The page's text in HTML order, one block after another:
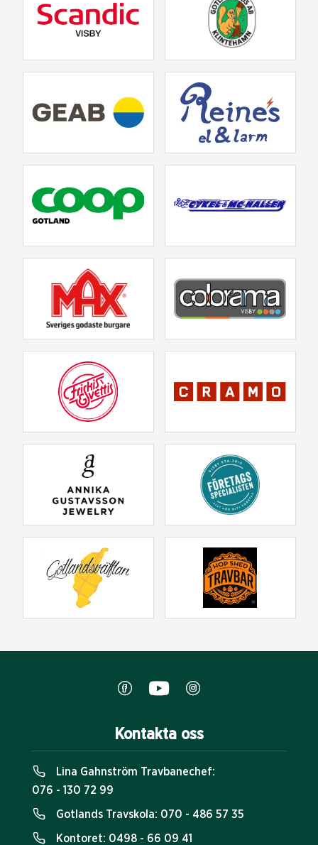
Kontakta oss
Lina Gahnström Travbanechef:
076 - 130 72 99
Gotlands Travskola: 070 - 486 57 35
Kontoret: 0498 - 66 09 41